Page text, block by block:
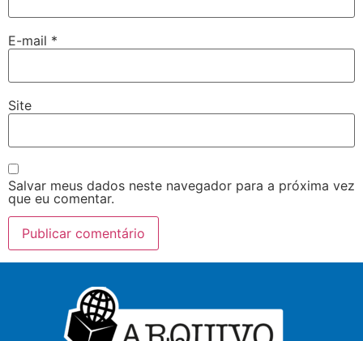
E-mail *
Site
Salvar meus dados neste navegador para a próxima vez
que eu comentar.